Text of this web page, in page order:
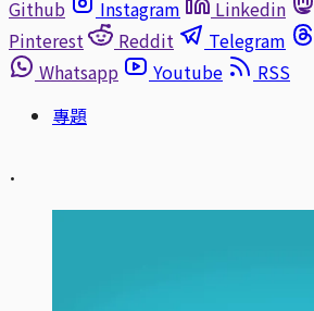
Github
Instagram Linkedin
Pinterest
Reddit Telegram
Whatsapp
Youtube
RSS
專題
.